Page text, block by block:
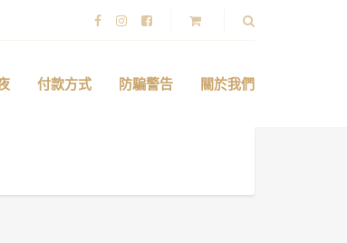
付款方式 防騙警告 關於我們